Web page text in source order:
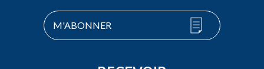
M'ABONNER